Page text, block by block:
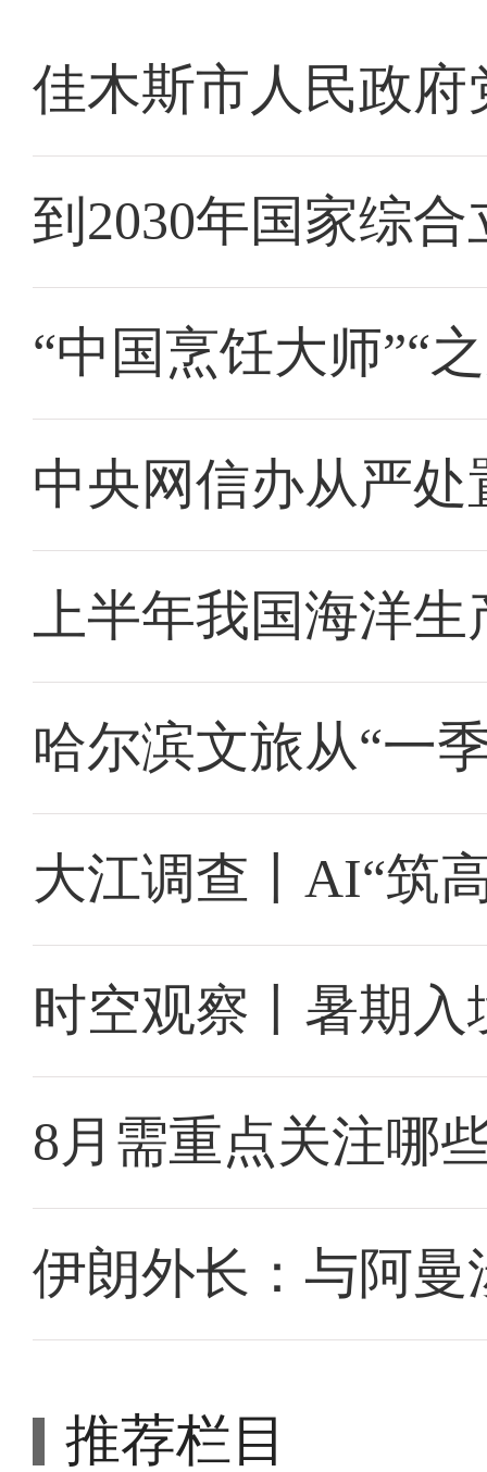
佳木斯市人民政
到2030年国家综
“中国烹饪大师”“
中央网信办从严
上半年我国海洋生
哈尔滨文旅从“一
大江调查丨AI“筑
时空观察丨暑期入
8月需重点关注哪
伊朗外长：与阿
推荐栏目